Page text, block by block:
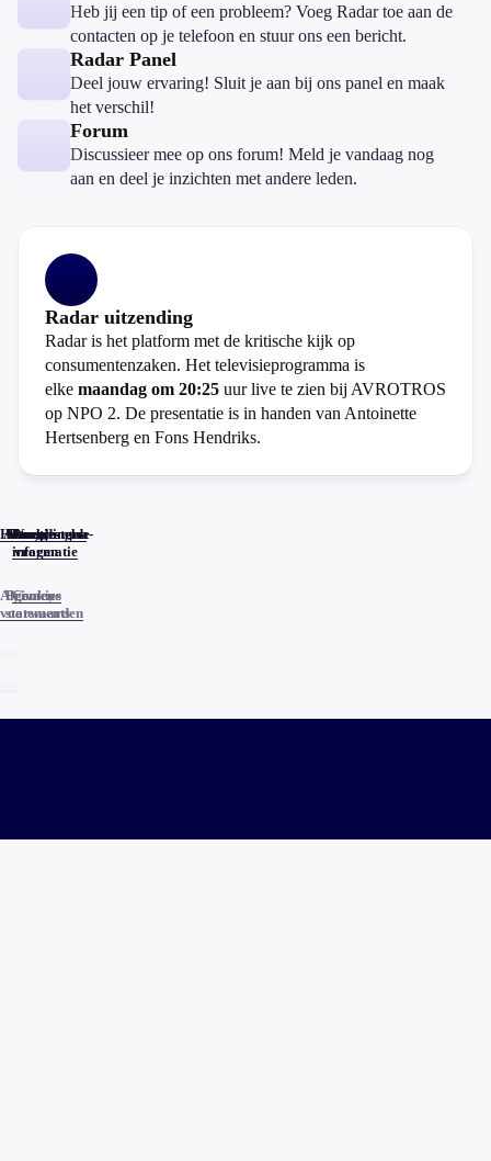
Heb jij een tip of een probleem? Voeg Radar toe aan de
contacten op je telefoon en stuur ons een bericht.
Radar Panel
Deel jouw ervaring! Sluit je aan bij ons panel en maak
het verschil!
Forum
Discussieer mee op ons forum! Meld je vandaag nog
aan en deel je inzichten met andere leden.
Radar uitzending
Radar is het platform met de kritische kijk op
consumentenzaken. Het televisieprogramma is
elke maandag om 20:25 uur live te zien bij AVROTROS
op NPO 2. De presentatie is in handen van Antoinette
Hertsenberg en Fons Hendriks.
Home
Actueel
Uitzendingen
Reacties
Programma-
informatie
Veelgestelde
vragen
Algemene
voorwaarden
Privacy
statements
Cookies